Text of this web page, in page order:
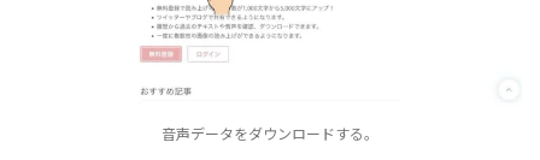
音声データをダウンロードする。